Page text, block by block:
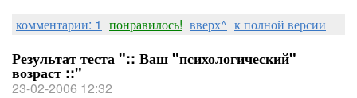
комментарии: 1 понравилось! вверх^ к полной версии
Результат теста ":: Ваш "психологический"
возраст ::"
23-02-2006 12:32